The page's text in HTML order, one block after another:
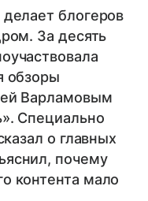
блогеров
За десять
обзоры
Варламовым
Специально
о главных
почему
контента мало